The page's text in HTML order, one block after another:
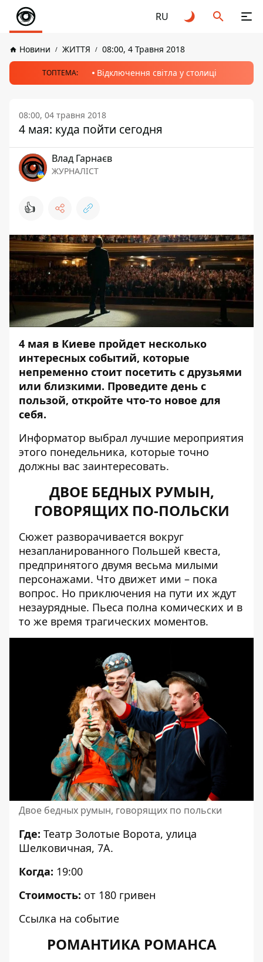
RU
Новини ЖИТТЯ 08:00, 4 Травня 2018
ТОПТЕМА: Відключення світла у столиці
08:00, 04 травня 2018
4 мая: куда пойти сегодня
Влад Гарнаєв
ЖУРНАЛІСТ
👍
4 мая в Киеве пройдет несколько
интересных событий, которые
непременно стоит посетить с друзьями
или близкими. Проведите день с
пользой, откройте что-то новое для
себя.
Информатор выбрал лучшие мероприятия
этого понедельника, которые точно
должны вас заинтересовать.
ДВОЕ БЕДНЫХ РУМЫН,
ГОВОРЯЩИХ ПО-ПОЛЬСКИ
Сюжет разворачивается вокруг
незапланированного Польшей квеста,
предпринятого двумя весьма милыми
персонажами. Что движет ими – пока
вопрос. Но приключения на пути их ждут
незаурядные. Пьеса полна комических и в
то же время трагических моментов.
Двое бедных румын, говорящих по польски
Где: Театр Золотые Ворота, улица
Шелковичная, 7А.
Когда: 19:00
Стоимость: от 180 гривен
Ссылка на событие
РОМАНТИКА РОМАНСА